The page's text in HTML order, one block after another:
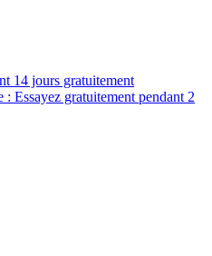
14 jours gratuitement
: Essayez gratuitement pendant 2